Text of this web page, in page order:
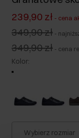
239,90 zł - cena
349,90 zł -
349,90 zł - cena
Kolor:
Wybierz rozmiar